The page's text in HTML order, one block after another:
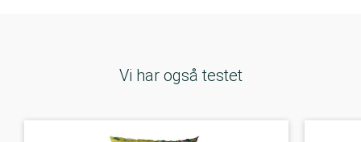
Vi har også testet